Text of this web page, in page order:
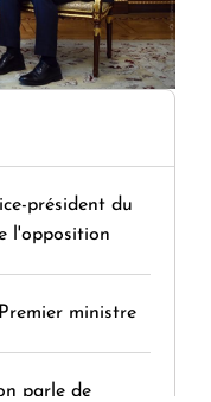
président du
l'opposition
ministre
parle de